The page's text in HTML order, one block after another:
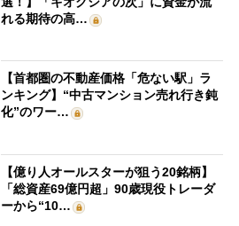
れる期待の高…
【首都圏の不動産価格「危ない駅」ラ
ンキング】“中古マンション売れ行き鈍
化”のワー…
【億り人オールスターが狙う20銘柄】
「総資産69億円超」90歳現役トレーダ
ーから“10…